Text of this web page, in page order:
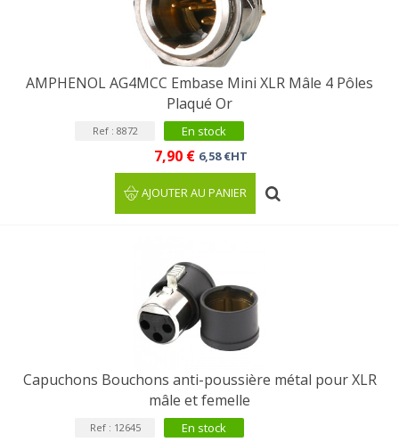
AMPHENOL AG4MCC Embase Mini XLR Mâle 4 Pôles
Plaqué Or
Ref : 8872 En stock
7,90 € 6,58 €HT
AJOUTER AU PANIER
Capuchons Bouchons anti-poussière métal pour XLR
mâle et femelle
Ref : 12645 En stock